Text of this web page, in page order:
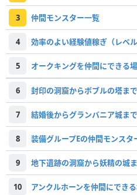
3 仲間モンスター一覧
4 効率のよい経験値稼ぎ（レベ
5 オークキングを仲間にできる
6 封印の洞窟からボブルの塔ま
7 結婚後からグランバニア城ま
8 装備グループEの仲間モンス
9 地下遺跡の洞窟から妖精の城
10 アンクルホーンを仲間にでき